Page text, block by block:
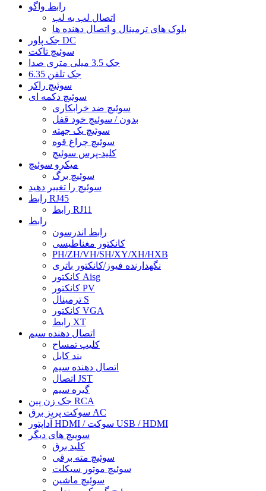
رابط واگو
اتصال لب به لب
بلوک های ترمینال و اتصال دهنده ها
جک پاور DC
سوئیچ تاکت
جک 3.5 میلی متری صدا
6.35 جک تلفن
سوئیچ راکر
سوئیچ دکمه ای
سوئیچ ضد خرابکاری
بدون / سوئیچ خود قفل
سوئیچ یک جهته
سوئیچ چراغ قوه
کلید-پرس سوئیچ
میکرو سوئیچ
سوئیچ برگ
سوئیچ را تغییر دهید
رابط RJ45
رابط RJ11
رابط
رابط اندرسون
کانکتور مغناطیسی
PH/ZH/VH/SH/XY/XH/HXB
نگهدارنده فیوز/کانکتور باتری
کانکتور Aisg
کانکتور PV
ترمینال S
کانکتور VGA
رابط XT
اتصال دهنده سیم
کلیپ تمساح
بند کابل
اتصال دهنده سیم
اتصال JST
گیره سیم
جک زن پین RCA
سوکت پریز برق AC
آداپتور HDMI / سوکت USB / HDMI
سوییچ های دیگر
کلید برق
سوئیچ مته برقی
سوئیچ موتور سیکلت
سوئیچ ماشین